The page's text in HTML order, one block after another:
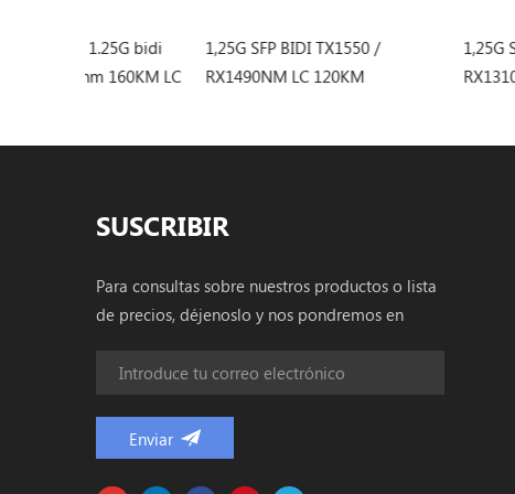
1,25G SFP BIDI TX1550 /
RX1490NM LC 120KM
1,25G SFP BIDI 10KM
RX1310NM LC
SUSCRIBIR
Para consultas sobre nuestros productos o lista
de precios, déjenoslo y nos pondremos en